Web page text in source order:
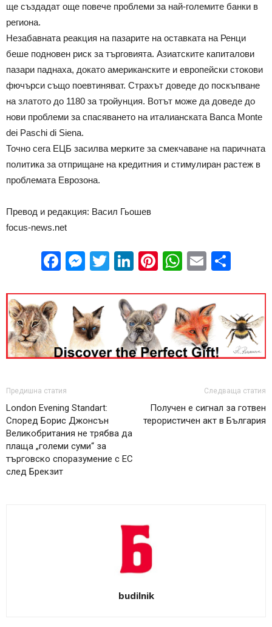
ще създадат още повече проблеми за най-големите банки в
региона.
Незабавната реакция на пазарите на оставката на Ренци
беше подновен риск за търговията. Азиатските капиталови
пазари паднаха, докато американските и европейски стокови
фючърси също поевтиняват. Страхът доведе до поскъпване
на златото до 1180 за тройунция. Вотът може да доведе до
нови проблеми за спасяването на италианската Banca Monte
dei Paschi di Siena.
Точно сега ЕЦБ засилва мерките за смекчаване на паричната
политика за отприщане на кредитния и стимулиран растеж в
проблемата Еврозона.
Превод и редакция: Васил Гьошев
focus-news.net
Facebook
Messenger
Twitter
LinkedIn
Pinterest
WhatsApp
Email
Предишна статия
London Evening Standart:
Според Борис Джонсън
Великобритания не трябва да
плаща „големи суми“ за
търговско споразумение с ЕС
след Брекзит
Следваща статия
Получен е сигнал за готвен
терористичен акт в България
budilnik